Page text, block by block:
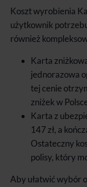
Koszt wyrobienia
użytkownik
również
Karta
jednorazowa
tej cenie
zniżek w
Karta z
147 zł, a
Ostateczny
polisy, który
Aby ułatwić wybór